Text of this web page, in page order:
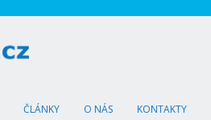
ČLÁNKY O NÁS KONTAKTY